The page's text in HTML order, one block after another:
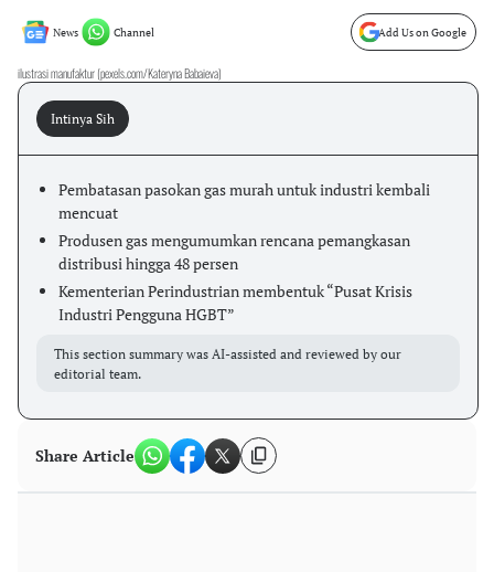
News Channel Add Us on Google
ilustrasi manufaktur (pexels.com/Kateryna Babaieva)
Intinya Sih
Pembatasan pasokan gas murah untuk industri kembali
mencuat
Produsen gas mengumumkan rencana pemangkasan
distribusi hingga 48 persen
Kementerian Perindustrian membentuk “Pusat Krisis
Industri Pengguna HGBT”
This section summary was AI-assisted and reviewed by our
editorial team.
Share Article